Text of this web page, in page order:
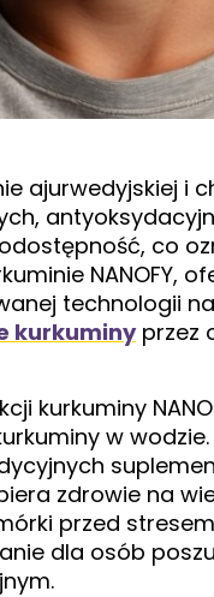
ajurwedyjskiej i
co
NANOFY,
technologii
kurkuminyprzez
kurkuminy
w wodzie.
zdrowie na
przed
dla osób